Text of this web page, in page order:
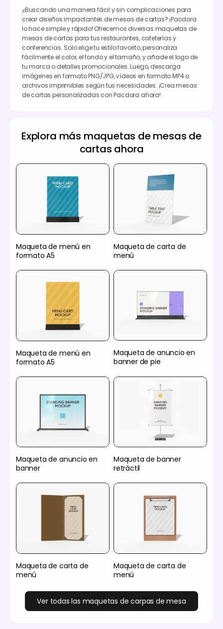
¿Buscando una manera fácil y sin complicaciones para
crear diseños impactantes de mesas de cartas? ¡Pacdora
lo hace simple y rápido! Ofrecemos diversas maquetas de
mesas de cartas para tus restaurantes, cafeterías y
conferencias. Solo elige tu estilo favorito, personaliza
fácilmente el color, el fondo y el tamaño, y añade el logo de
tu marca o detalles promocionales. Luego, descarga
imágenes en formato PNG/JPG, vídeos en formato MP4 o
archivos imprimibles según tus necesidades. ¡Crea mesas
de cartas personalizadas con Pacdora ahora!
Explora más maquetas de mesas de
cartas ahora
Maqueta de menú en
formato A5
Maqueta de carta de
menú
Maqueta de menú en
formato A5
Maqueta de anuncio en
banner de pie
Maqueta de anuncio en
banner
Maqueta de banner
retráctil
Maqueta de carta de
menú
Maqueta de carta de
menú
Ver todas las maquetas de carpas de mesa